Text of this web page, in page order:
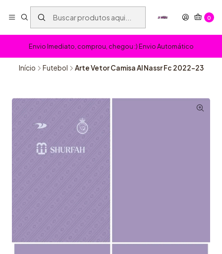
0
Envio Imediato, comprou, chegou :) Envio Automático
Início Futebol Arte Vetor Camisa Al Nassr Fc 2022-23